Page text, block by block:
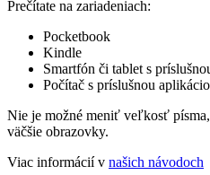
Prečítate na zariadeniach:
Pocketbook
Kindle
Smartfón či tablet s
Počítač s príslušnou
Nie je možné meniť veľkosť
väčšie obrazovky.
Viac informácií v našich návodoch